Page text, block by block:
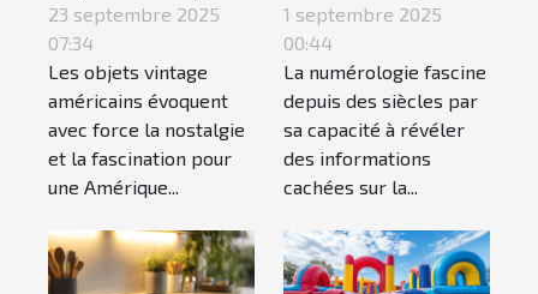
américains
capturent-ils
l'essence d'une
époque révolue
?
23 septembre 2025
07:34
Les objets vintage
américains évoquent
avec force la nostalgie
et la fascination pour
une Amérique...
influence-t-elle
votre chemin de
vie ?
1 septembre 2025
00:44
La numérologie fascine
depuis des siècles par
sa capacité à révéler
des informations
cachées sur la...